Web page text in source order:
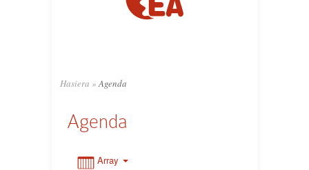
Hasiera » Agenda
Agenda
Array
4:00
5:00